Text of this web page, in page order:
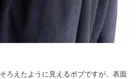
ろえたように見えるボブですが、表面